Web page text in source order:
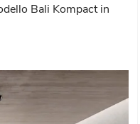
Bali Kompact in